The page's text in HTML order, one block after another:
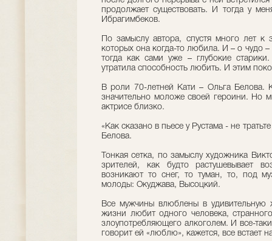
продолжает существовать. И тогда у
Ибрагимбеков.
По замыслу автора, спустя много лет к
которых она когда-то любила. И – о чудо
тогда как сами уже – глубокие
утратила способность любить. И этим
В роли 70-летней Кати – Ольга Белова.
значительно моложе своей героини. Но
актрисе близко.
«Как сказано в пьесе у Рустама - не
Белова.
Тонкая сетка, по замыслу художника
зрителей, как будто растушевывает
возникают то снег, то туман, то, под
молоды: Окуджава, Высоцкий.
Все мужчины влюблены в
жизни любит одного человека,
злоупотребляющего алкоголем. И все-
говорит ей «люблю», кажется, все встает